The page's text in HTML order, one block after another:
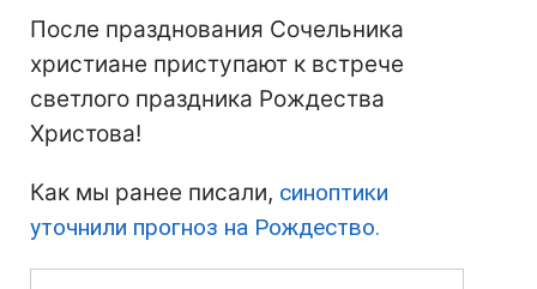
После празднования Сочельника
христиане приступают к встрече
светлого праздника Рождества
Христова!
Как мы ранее писали, синоптики
уточнили прогноз на Рождество.